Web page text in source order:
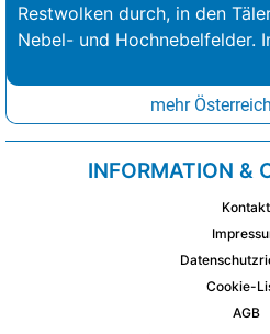
Restwolken durch, in den
Nebel- und Hochnebelfelder.
mehr
INFORMATION &
Kontakt
Cookie-
AGB